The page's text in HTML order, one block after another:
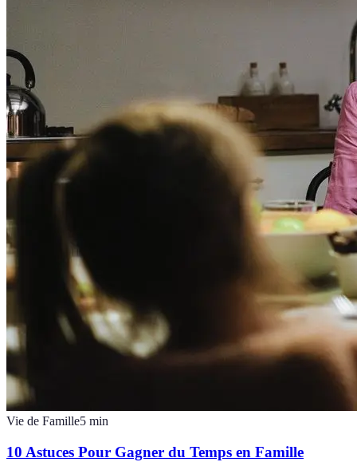
Vie de Famille5 min
10 Astuces Pour Gagner du Temps en Famille